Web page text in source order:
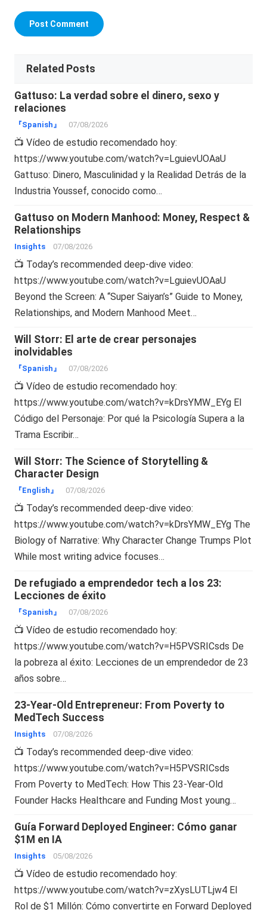
Related Posts
Gattuso: La verdad sobre el dinero, sexo y
relaciones
『Spanish』 07/08/2026
📺 Vídeo de estudio recomendado hoy:
https://www.youtube.com/watch?v=LguievUOAaU
Gattuso: Dinero, Masculinidad y la Realidad Detrás de la
Industria Youssef, conocido como…
Gattuso on Modern Manhood: Money, Respect &
Relationships
Insights 07/08/2026
📺 Today’s recommended deep-dive video:
https://www.youtube.com/watch?v=LguievUOAaU
Beyond the Screen: A “Super Saiyan’s” Guide to Money,
Relationships, and Modern Manhood Meet…
Will Storr: El arte de crear personajes
inolvidables
『Spanish』 07/08/2026
📺 Vídeo de estudio recomendado hoy:
https://www.youtube.com/watch?v=kDrsYMW_EYg El
Código del Personaje: Por qué la Psicología Supera a la
Trama Escribir…
Will Storr: The Science of Storytelling &
Character Design
『English』 07/08/2026
📺 Today’s recommended deep-dive video:
https://www.youtube.com/watch?v=kDrsYMW_EYg The
Biology of Narrative: Why Character Change Trumps Plot
While most writing advice focuses…
De refugiado a emprendedor tech a los 23:
Lecciones de éxito
『Spanish』 07/08/2026
📺 Vídeo de estudio recomendado hoy:
https://www.youtube.com/watch?v=H5PVSRICsds De
la pobreza al éxito: Lecciones de un emprendedor de 23
años sobre…
23-Year-Old Entrepreneur: From Poverty to
MedTech Success
Insights 07/08/2026
📺 Today’s recommended deep-dive video:
https://www.youtube.com/watch?v=H5PVSRICsds
From Poverty to MedTech: How This 23-Year-Old
Founder Hacks Healthcare and Funding Most young…
Guía Forward Deployed Engineer: Cómo ganar
$1M en IA
Insights 05/08/2026
📺 Vídeo de estudio recomendado hoy:
https://www.youtube.com/watch?v=zXysLUTLjw4 El
Rol de $1 Millón: Cómo convertirte en Forward Deployed